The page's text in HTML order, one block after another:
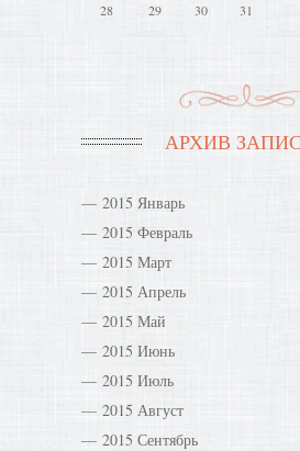
28 29 30 31
АРХИВ
2015 Январь
2015 Февраль
2015 Март
2015 Апрель
2015 Май
2015 Июнь
2015 Июль
2015 Август
2015 Сентябрь